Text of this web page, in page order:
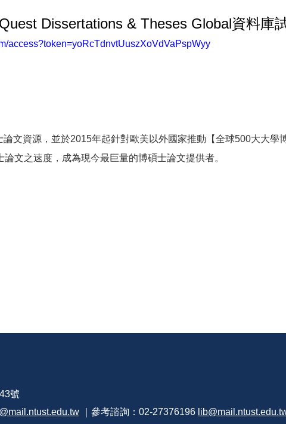
Dissertations & Theses Global資料庫
access?token=yoRcTdnvtUuszXoVdVaPspWyy
文資源，並於2015年起針對歐美以外國家推動【全球500大大
文之速度，成為現今最巨量的博碩士論文提供者。
號
｜參考諮詢：02-27376196